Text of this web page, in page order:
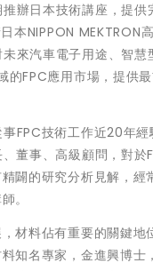
日本技術講座，提供
本NIPPON MEKTRON
來汽車電子用途、智
的FPC應用市場，提供
技術工作近20年經
董事、高級顧問，對於
闢的研究分析見解，經
。
料佔有重要的關鍵地
知名專家，金進興博士